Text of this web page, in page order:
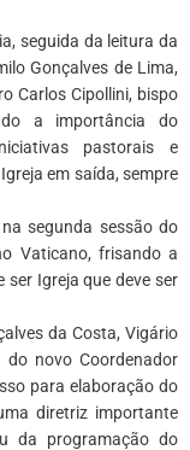
seguida da leitura da
Gonçalves de Lima,
Carlos Cipollini, bispo
a importância do
pastorais e
em saída, sempre
segunda sessão do
Vaticano, frisando a
ser Igreja que deve ser
da Costa, Vigário
novo Coordenador
para elaboração do
diretriz importante
da programação do